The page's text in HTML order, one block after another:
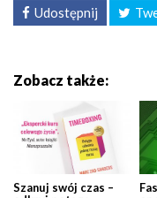
Udostępnij
Zobacz także:
Szanuj swój czas –